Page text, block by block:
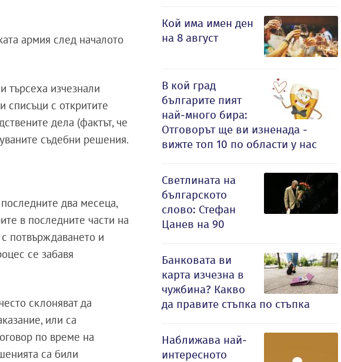
армия след началото
търсеха изчезнали
списъци с откритите
дела (фактът, че
съдебни решения.
два месеца,
в последните части на
потвърждаването и
се забавя
склоняват да
или са
по време на
са били
Кой има имен ден
на 8 август
В кой град
българите пият
най-много бира:
Отговорът ще ви изненада -
вижте топ 10 по области у нас
Светлината на
българското
слово: Стефан
Цанев на 90
Банковата ви
карта изчезна в
чужбина? Какво
да правите стъпка по стъпка
Наближава най-
интересното